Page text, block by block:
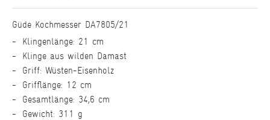
Güde Kochmesser DA7805/21
Klingenlänge: 21 cm
Klinge aus wilden Damast
Griff: Wüsten-Eisenholz
Grifflänge: 12 cm
Gesamtlänge: 34,6 cm
Gewicht: 311 g